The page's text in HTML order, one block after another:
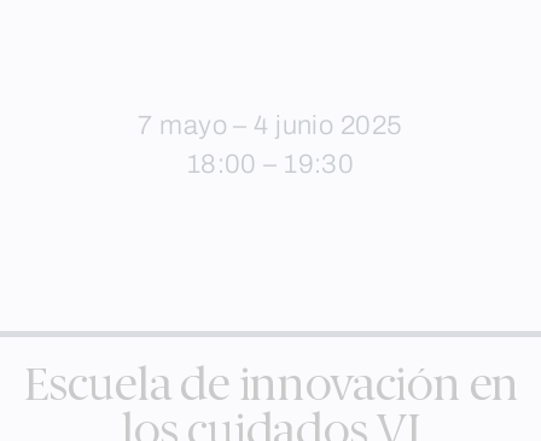
7 mayo – 4 junio 2025
18:00 – 19:30
Escuela de innovación en